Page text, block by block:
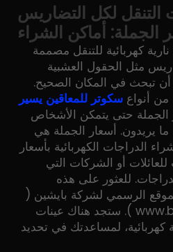
لكل التضاريس
الجملة: أماكن الشراء
كهربائية للتنقل مصممة
مثل الحقول العشبية
أن تبحث في المكان الصحيح.
أنواع سكوتر للمعاقين يسير
الجملة حتى يتمكن الأشخاص
يريدون. أسعار الجملة هي
الدراجات الكهربائية بأسعار
أو الشركات التي
للعثور على هذه
الرسمي لشركة بايشين (
). ستجد هناك عينات
لمساعدتك في تحديد